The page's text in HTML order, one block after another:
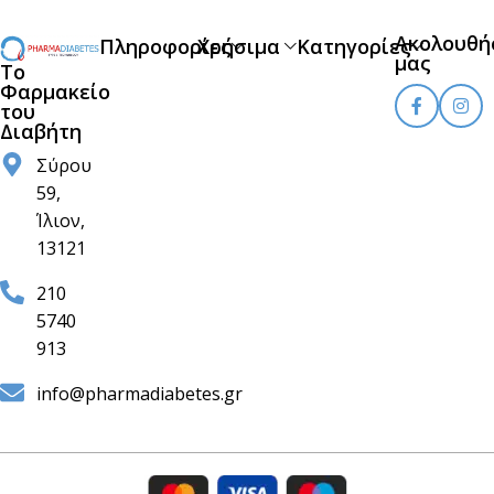
Το
Φαρμακείο
του
Διαβήτη
Σύρου
59,
Ίλιον,
13121
210
5740
913
info@pharmadiabetes.gr
ΠληροφορίεςΧρήσιμα Κατηγορίες
μας